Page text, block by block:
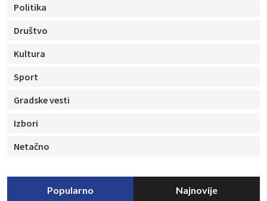
Politika
Društvo
Kultura
Sport
Gradske vesti
Izbori
Netačno
Popularno Najnovije